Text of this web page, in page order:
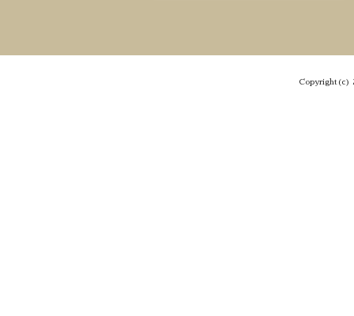
Copyright(c)